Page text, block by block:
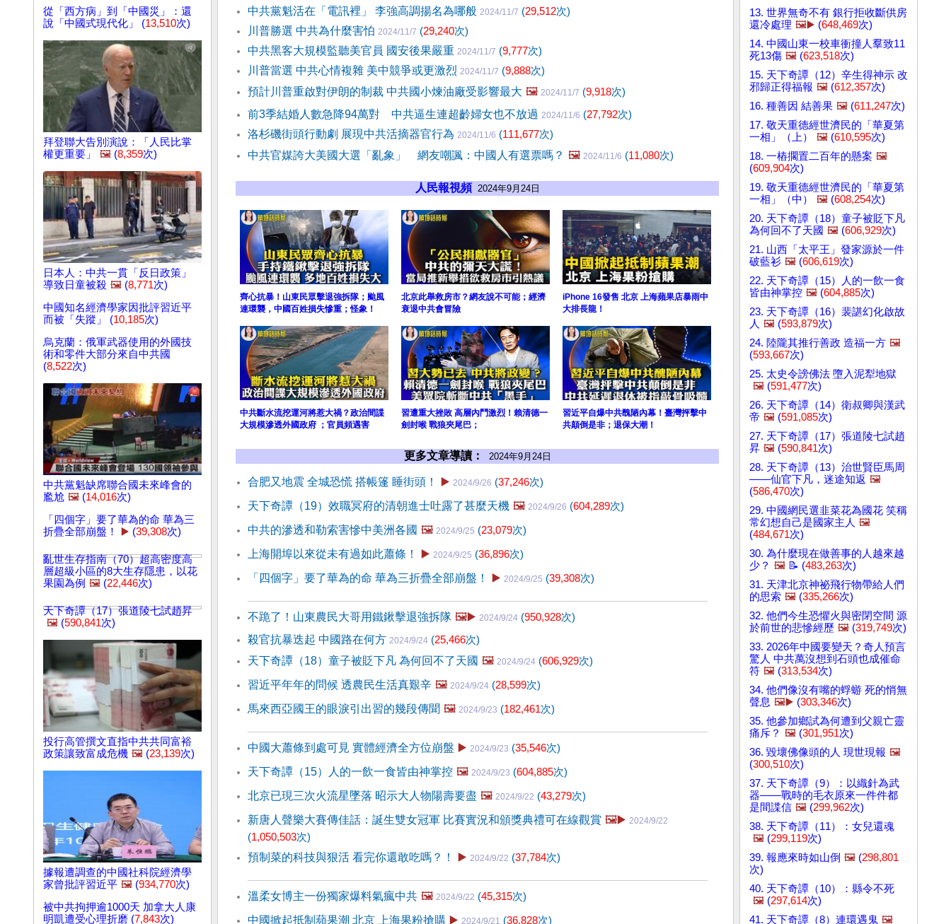
從「西方病」到「中國災」：還
說「中國式現代化」 (13,510次)
拜登聯大告別演說：「人民比掌
權更重要」
🖼️ (8,359次)
日本人：中共一貫「反日政策」
導致日童被殺 🖼️ (8,771次)
中國知名經濟學家因批評習近平
而被「失蹤」 (10,185次)
烏克蘭：俄軍武器使用的外國技
術和零件大部分來自中共國
(8,522次)
中共黨魁缺席聯合國未來峰會的
尷尬 🖼️ (14,016次)
「四個字」要了華為的命 華為三
折疊全部崩盤！
▶️ (39,308次)
亂世生存指南（70）超高密度高
層超級小區的8大生存隱患，以花
果園為例 🖼️ (22,446次)
天下奇譚（17）張道陵七試趙昇
🖼️ (590,841次)
投行高管撰文直指中共共同富裕
政策讓致富成危機 🖼️ (23,139次)
據報遭調查的中國社科院經濟學
家曾批評習近平 🖼️ (934,770次)
被中共拘押逾1000天 加拿大人康
明凱遭受心理折磨 (7,843次)
中共黨魁活在「電訊裡」 李強高調揚名為哪般 2024/11/7 (29,512次)
川普勝選 中共為什麼害怕 2024/11/7 (29,240次)
中共黑客大規模監聽美官員 國安後果嚴重 2024/11/7 (9,777次)
川普當選 中共心情複雜 美中競爭或更激烈 2024/11/7 (9,888次)
預計川普重啟對伊朗的制裁 中共國小煉油廠受影響最大 🖼️ 2024/11/7 (9,918次)
前3季結婚人數急降94萬對 中共逼生連超齡婦女也不放過 2024/11/6 (27,792次)
洛杉磯街頭行動劇 展現中共活摘器官行為 2024/11/6 (111,677次)
中共官媒誇大美國大選「亂象」 網友嘲諷：中國人有選票嗎？ 🖼️ 2024/11/6 (11,080次)
人民報視頻 2024年9月24日
齊心抗暴！山東民眾擊退強拆隊；颱風
連環襲，中國百姓損失慘重；怪象！
北京此舉救房市？網友說不可能；經濟
衰退中共會冒險
iPhone 16發售 北京 上海蘋果店暴雨中
大排長龍！
中共斷水流挖運河將惹大禍？政治間諜
大規模滲透外國政府 ；官員頻遇害
習遭重大挫敗 高層內鬥激烈！賴清德一
劍封喉 戰狼夾尾巴；
習近平自爆中共醜陋內幕！臺灣抨擊中
共顛倒是非；退保大潮！
更多文章導讀： 2024年9月24日
合肥又地震 全城恐慌 搭帳篷 睡街頭！ ▶️ 2024/9/26 (37,246次)
天下奇譚（19）效職冥府的清朝進士吐露了甚麼天機 🖼️ 2024/9/26 (604,289次)
中共的滲透和勒索害慘中美洲各國 🖼️ 2024/9/25 (23,079次)
上海開埠以來從未有過如此蕭條！
▶️ 2024/9/25 (36,896次)
「四個字」要了華為的命 華為三折疊全部崩盤！
▶️ 2024/9/25 (39,308次)
不跪了！山東農民大哥用鐵鍬擊退強拆隊 🖼️▶️ 2024/9/24 (950,928次)
殺官抗暴迭起 中國路在何方 2024/9/24 (25,466次)
天下奇譚（18）童子被貶下凡 為何回不了天國 🖼️ 2024/9/24 (606,929次)
習近平年年的問候 透農民生活真艱辛 🖼️ 2024/9/24 (28,599次)
馬來西亞國王的眼淚引出習的幾段傳聞 🖼️ 2024/9/23 (182,461次)
中國大蕭條到處可見 實體經濟全方位崩盤 ▶️ 2024/9/23 (35,546次)
天下奇譚（15）人的一飲一食皆由神掌控 🖼️ 2024/9/23 (604,885次)
北京已現三次火流星墜落 昭示大人物陽壽要盡 🖼️ 2024/9/22 (43,279次)
新唐人聲樂大賽傳佳話：誕生雙女冠軍 比賽實況和頒獎典禮可在線觀賞 🖼️▶️ 2024/9/22
(1,050,503次)
預制菜的科技與狠活 看完你還敢吃嗎？！
▶️ 2024/9/22 (37,784次)
溫柔女博主一份獨家爆料氣瘋中共 🖼️ 2024/9/22 (45,315次)
中國掀起抵制蘋果潮 北京 上海果粉搶購 ▶️ 2024/9/21 (36,828次)
13. 世界無奇不有 銀行拒收斷供房
還冷處理 🖼️▶️ (648,469次)
14. 中國山東一校車衝撞人羣致11
死13傷 🖼️ (623,518次)
15. 天下奇譚（12）辛生得神示 改
邪歸正得福報 🖼️ (612,357次)
16. 種善因 結善果 🖼️ (611,247次)
17. 敬天重德經世濟民的「華夏第
一相」（上）
🖼️ (610,595次)
18. 一樁擱置二百年的懸案 🖼️
(609,904次)
19. 敬天重德經世濟民的「華夏第
一相」（中）
🖼️ (608,254次)
20. 天下奇譚（18）童子被貶下凡
為何回不了天國 🖼️ (606,929次)
21. 山西「太平王」發家源於一件
破藍衫 🖼️ (606,619次)
22. 天下奇譚（15）人的一飲一食
皆由神掌控 🖼️ (604,885次)
23. 天下奇譚（16）裴諶幻化啟故
人 🖼️ (593,879次)
24. 陸隴其推行善政 造福一方 🖼️
(593,667次)
25. 太史令謗佛法 墮入泥犁地獄
🖼️ (591,477次)
26. 天下奇譚（14）衛叔卿與漢武
帝 🖼️ (591,085次)
27. 天下奇譚（17）張道陵七試趙
昇 🖼️ (590,841次)
28. 天下奇譚（13）治世賢臣馬周
——仙官下凡，迷途知返 🖼️
(586,470次)
29. 中國網民選韭菜花為國花 笑稱
常幻想自己是國家主人 🖼️
(484,671次)
30. 為什麼現在做善事的人越來越
少？ 🖼️ 📝 (483,263次)
31. 天津北京神祕飛行物帶給人們
的思索 🖼️ (335,266次)
32. 他們今生恐懼火與密閉空間 源
於前世的悲慘經歷 🖼️ (319,749次)
33. 2026年中國要變天？奇人預言
驚人 中共萬沒想到石頭也成催命
符 🖼️ (313,534次)
34. 他們像沒有嘴的蜉蝣 死的悄無
聲息 🖼️▶️ (303,346次)
35. 他參加鄉試為何遭到父親亡靈
痛斥？ 🖼️ (301,951次)
36. 毀壞佛像頭的人 現世現報 🖼️
(300,510次)
37. 天下奇譚（9）：以織針為武
器——戰時的毛衣原來一件件都
是間諜信 🖼️ (299,962次)
38. 天下奇譚（11）：女兒還魂
🖼️ (299,119次)
39. 報應來時如山倒 🖼️ (298,801
次)
40. 天下奇譚（10）：縣令不死
🖼️ (297,614次)
41. 天下奇譚（8）連環遇鬼 🖼️